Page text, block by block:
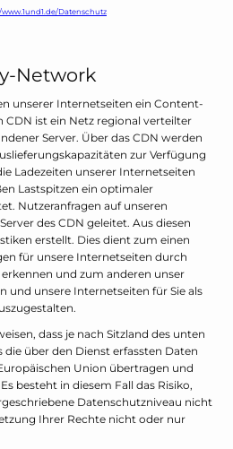
Datenschutz
Network
unserer Internetseiten ein Content-
CDN ist ein Netz regional verteilter
Server. Über das CDN werden
zur Verfügung
Ladezeiten unserer Internetseiten
Lastspitzen ein optimaler
Nutzeranfragen auf unseren
des CDN geleitet. Aus diesen
erstellt. Dies dient zum einen
für unsere Internetseiten durch
und zum anderen unser
und unsere Internetseiten für Sie als
dass je nach Sitzland des unten
über den Dienst erfassten Daten
Union übertragen und
besteht in diesem Fall das Risiko,
Datenschutzniveau nicht
Ihrer Rechte nicht oder nur